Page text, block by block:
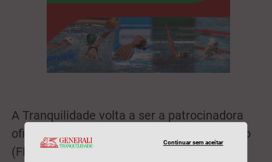
A Tranquilidade volta a ser a patrocinadora
oficial da Federação Portuguesa de Natação
(FPN) para 2024, um ano importante para o
Continuar sem aceitar